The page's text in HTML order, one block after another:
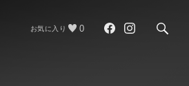
お気に入り 0